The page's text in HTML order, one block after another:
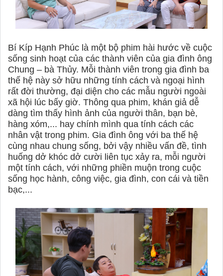
Bí Kíp Hạnh Phúc là một bộ phim hài hước về cuộc
sống sinh hoạt của các thành viên của gia đình ông
Chung – bà Thủy. Mỗi thành viên trong gia đình ba
thế hệ này sở hữu những tính cách và ngoại hình
rất đời thường, đại diện cho các mẫu người ngoài
xã hội lúc bấy giờ. Thông qua phim, khán giả dễ
dàng tìm thấy hình ảnh của người thân, bạn bè,
hàng xóm,... hay chính mình qua tính cách các
nhân vật trong phim. Gia đình ông với ba thế hệ
cùng nhau chung sống, bởi vậy nhiều vấn đề, tình
huống dở khóc dở cười liên tục xảy ra, mỗi người
một tính cách, với những phiền muộn trong cuộc
sống học hành, công việc, gia đình, con cái và tiền
bạc,...